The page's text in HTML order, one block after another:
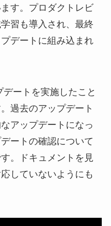
す。プロダクトレビ
習も導入され、最終
デートに組み込まれ
ートを実施したこと
過去のアップデート
アップデートになっ
ートの確認について
。ドキュメントを見
していないようにも